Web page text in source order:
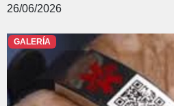
26/06/2026
GALERÍA